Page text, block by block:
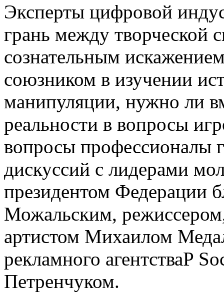
Эксперты цифровой
грань между творческой
сознательным
союзником в изучении
манипуляции, нужно ли
реальности в вопросы
вопросы профессионалы
дискуссий с лидерами
президентом Федерации
Можальским,
артистом Михаилом
рекламного агентстваP
Петренчуком.